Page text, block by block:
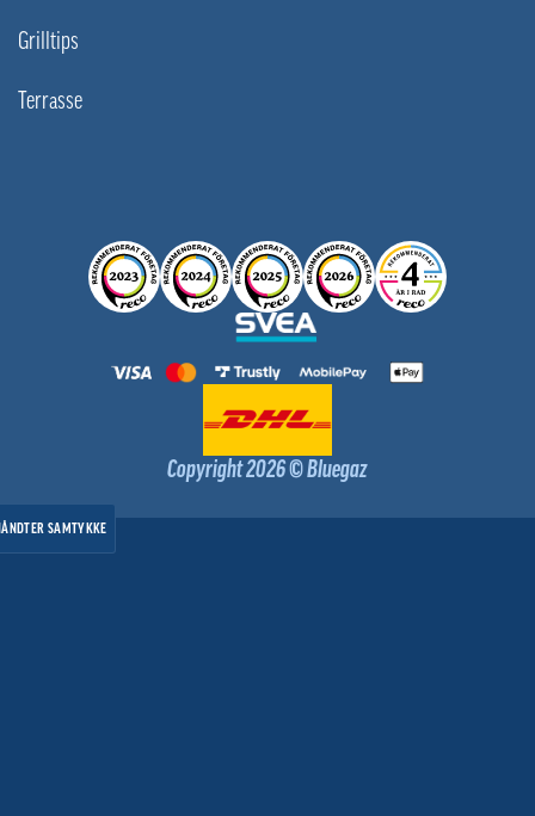
Grilltips
Terrasse
Copyright 2026 © Bluegaz
SAMTYKKE